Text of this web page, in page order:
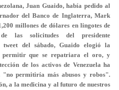
Juan Guaido, había pedido al
del Banco de Inglaterra, Mark
millones de dólares en lingotes de
las solicitudes del presidente
del sábado, Guaido elogió la
permitir que se repatriara el oro, y
de los activos de Venezuela ha
"no permitiría más abusos y robos".
a la medicina y al futuro de nuestros